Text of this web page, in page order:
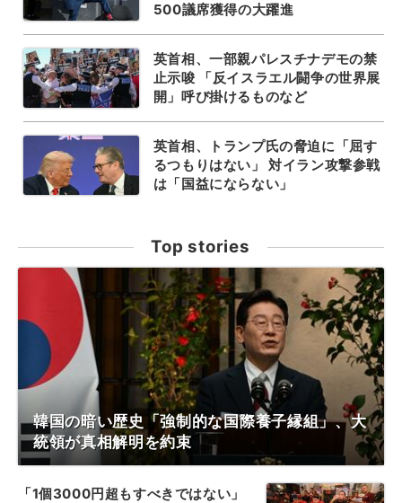
500議席獲得の大躍進
英首相、一部親パレスチナデモの禁
止示唆 「反イスラエル闘争の世界展
開」呼び掛けるものなど
英首相、トランプ氏の脅迫に「屈す
るつもりはない」 対イラン攻撃参戦
は「国益にならない」
Top stories
韓国の暗い歴史「強制的な国際養子縁組」、大
統領が真相解明を約束
「1個3000円超もすべきではない」